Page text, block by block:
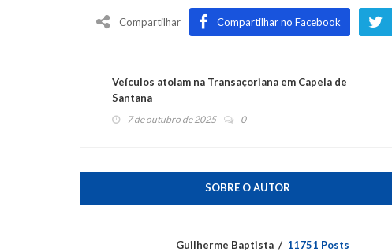
Compartilhar Compartilhar no Facebook
Veículos atolam na Transaçoriana em Capela de
Santana
7 de outubro de 2025 0
SOBRE O AUTOR
Guilherme Baptista 11751 Posts